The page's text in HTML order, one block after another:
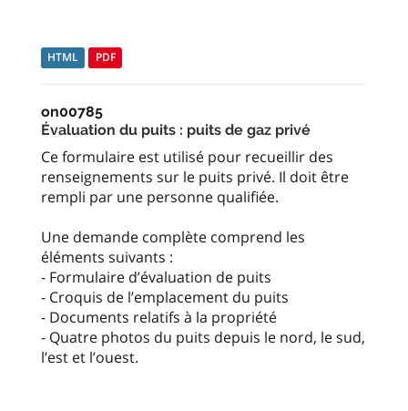
HTML PDF
on00785
Évaluation du puits : puits de gaz privé
Ce formulaire est utilisé pour recueillir des
renseignements sur le puits privé. Il doit être
rempli par une personne qualifiée.
Une demande complète comprend les
éléments suivants :
- Formulaire d’évaluation de puits
- Croquis de l’emplacement du puits
- Documents relatifs à la propriété
- Quatre photos du puits depuis le nord, le sud,
l’est et l’ouest.